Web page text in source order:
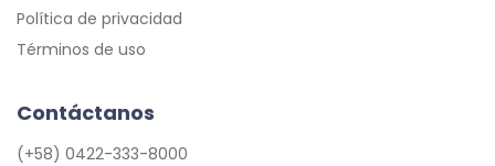
Política de privacidad
Términos de uso
Contáctanos
(+58) 0422-333-8000